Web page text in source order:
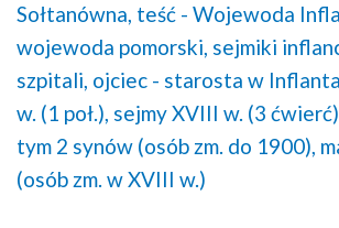
Sołtanówna, teść - Wojewoda
wojewoda pomorski, sejmiki
szpitali, ojciec - starosta w
w. (1 poł.), sejmy XVIII w. (3
tym 2 synów (osób zm. do 1900),
(osób zm. w XVIII w.)